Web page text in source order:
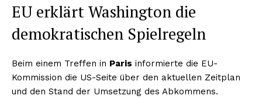
EU erklärt Washington die
demokratischen Spielregeln
Beim einem Treffen in Paris informierte die EU-
Kommission die US-Seite über den aktuellen Zeitplan
und den Stand der Umsetzung des Abkommens.